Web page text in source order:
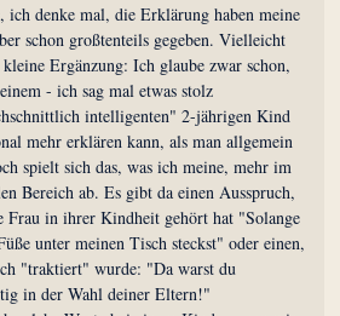
ich denke mal, die Erklärung haben meine
schon großtenteils gegeben. Vielleicht
Ergänzung: Ich glaube zwar schon,
- ich sag mal etwas stolz
intelligenten" 2-jährigen Kind
mehr erklären kann, als man allgemein
spielt sich das, was ich meine, mehr im
Bereich ab. Es gibt da einen Ausspruch,
Frau in ihrer Kindheit gehört hat "Solange
unter meinen Tisch steckst" oder einen,
"traktiert" wurde: "Da warst du
in der Wahl deiner Eltern!"